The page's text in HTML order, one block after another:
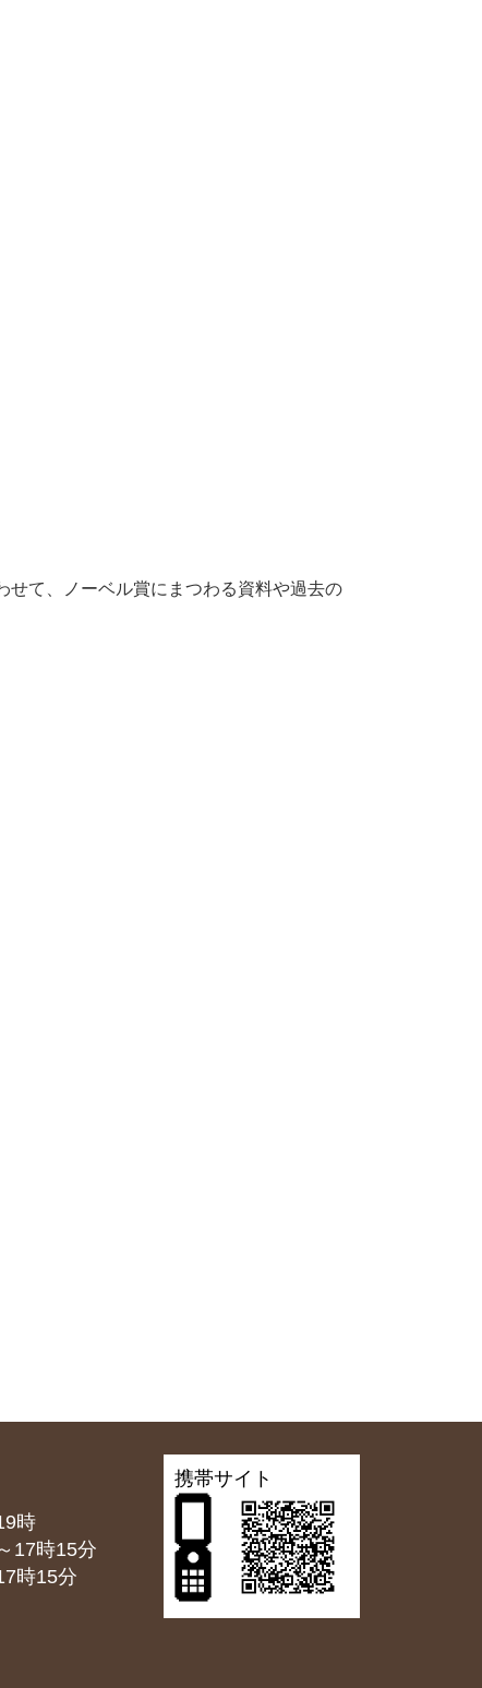
せて、ノーベル賞にまつわる資料や過去の
時
時15分
時15分
携帯サイト